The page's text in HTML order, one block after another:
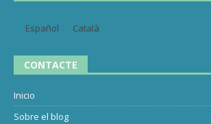
Español Català
CONTACTE
Inicio
Sobre el blog